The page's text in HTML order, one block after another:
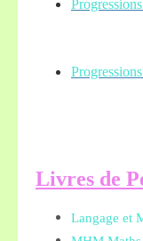
Livres de
Langage et